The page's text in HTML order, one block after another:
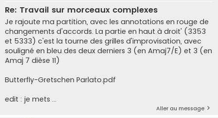
Re: Travail sur morceaux complexes
Je rajoute ma partition, avec les annotations en rouge de
changements d'accords. La partie en haut à droit' (3353
et 5333) c'est la tourne des grilles d'improvisation, avec
souligné en bleu des deux derniers 3 (en Amaj7/E) et 3 (en
Amaj 7 dièse 11)
Butterfly-Gretschen Parlato.pdf
edit : je mets ...
Aller au message